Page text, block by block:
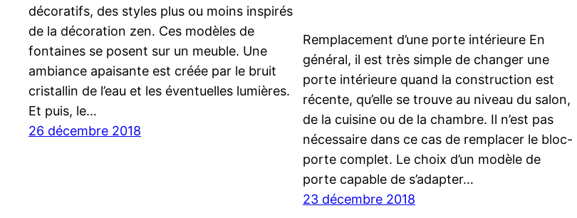
décoratifs, des styles plus ou moins inspirés
de la décoration zen. Ces modèles de
fontaines se posent sur un meuble. Une
ambiance apaisante est créée par le bruit
cristallin de l’eau et les éventuelles lumières.
Et puis, le…
26 décembre 2018
Remplacement d’une porte intérieure En
général, il est très simple de changer une
porte intérieure quand la construction est
récente, qu’elle se trouve au niveau du salon,
de la cuisine ou de la chambre. Il n’est pas
nécessaire dans ce cas de remplacer le bloc-
porte complet. Le choix d’un modèle de
porte capable de s’adapter…
23 décembre 2018